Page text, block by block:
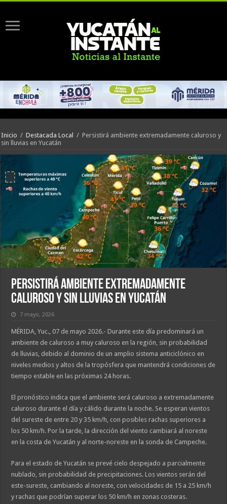
Inicio / Destacada Local / Persistirá ambiente extremadamente caluroso y
sin lluvias en Yucatán
Persistirá ambiente extremadamente
caluroso y sin lluvias en Yucatán
7 mayo, 2026
MÉRIDA, Yuc., 07 de mayo 2026.- Durante este día predominará un
ambiente de caluroso a muy caluroso en la región, sin probabilidad
de lluvias, debido al dominio de un amplio sistema anticiclónico en
niveles medios y altos de la tropósfera que mantendrá condiciones de
tiempo estable en las próximas 24 horas.
El pronóstico indica que el ambiente será caluroso a extremadamente
caluroso durante el día y cálido durante la noche. Se esperan vientos
del sureste de entre 20 y 35 km/h, con posibles rachas superiores a
los 50 km/h. Por la tarde, la dirección del viento cambiará al noreste
en la costa de Yucatán y al norte-noreste en la sonda de Campeche.
Para el estado de Yucatán se prevé cielo despejado a parcialmente
nublado, sin probabilidad de precipitaciones. Los vientos serán del
este-sureste, cambiando al noreste, con velocidades de 15 a 25 km/h
y rachas que podrían superar los 50 km/h en zonas costeras.